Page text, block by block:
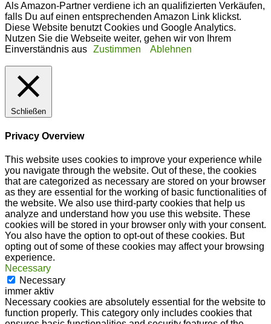
Als Amazon-Partner verdiene ich an qualifizierten Verkäufen,
falls Du auf einen entsprechenden Amazon Link klickst.
Diese Website benutzt Cookies und Google Analytics.
Nutzen Sie die Webseite weiter, gehen wir von Ihrem
Einverständnis aus Zustimmen Ablehnen
Schließen
Privacy Overview
This website uses cookies to improve your experience while
you navigate through the website. Out of these, the cookies
that are categorized as necessary are stored on your browser
as they are essential for the working of basic functionalities of
the website. We also use third-party cookies that help us
analyze and understand how you use this website. These
cookies will be stored in your browser only with your consent.
You also have the option to opt-out of these cookies. But
opting out of some of these cookies may affect your browsing
experience.
Necessary
Necessary
immer aktiv
Necessary cookies are absolutely essential for the website to
function properly. This category only includes cookies that